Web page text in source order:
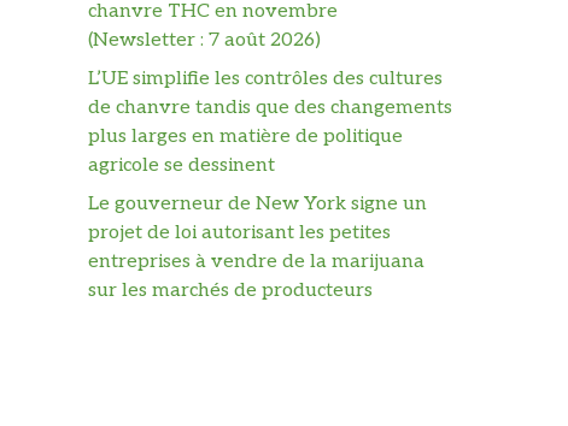
chanvre THC en novembre
(Newsletter : 7 août 2026)
L’UE simplifie les contrôles des cultures
de chanvre tandis que des changements
plus larges en matière de politique
agricole se dessinent
Le gouverneur de New York signe un
projet de loi autorisant les petites
entreprises à vendre de la marijuana
sur les marchés de producteurs